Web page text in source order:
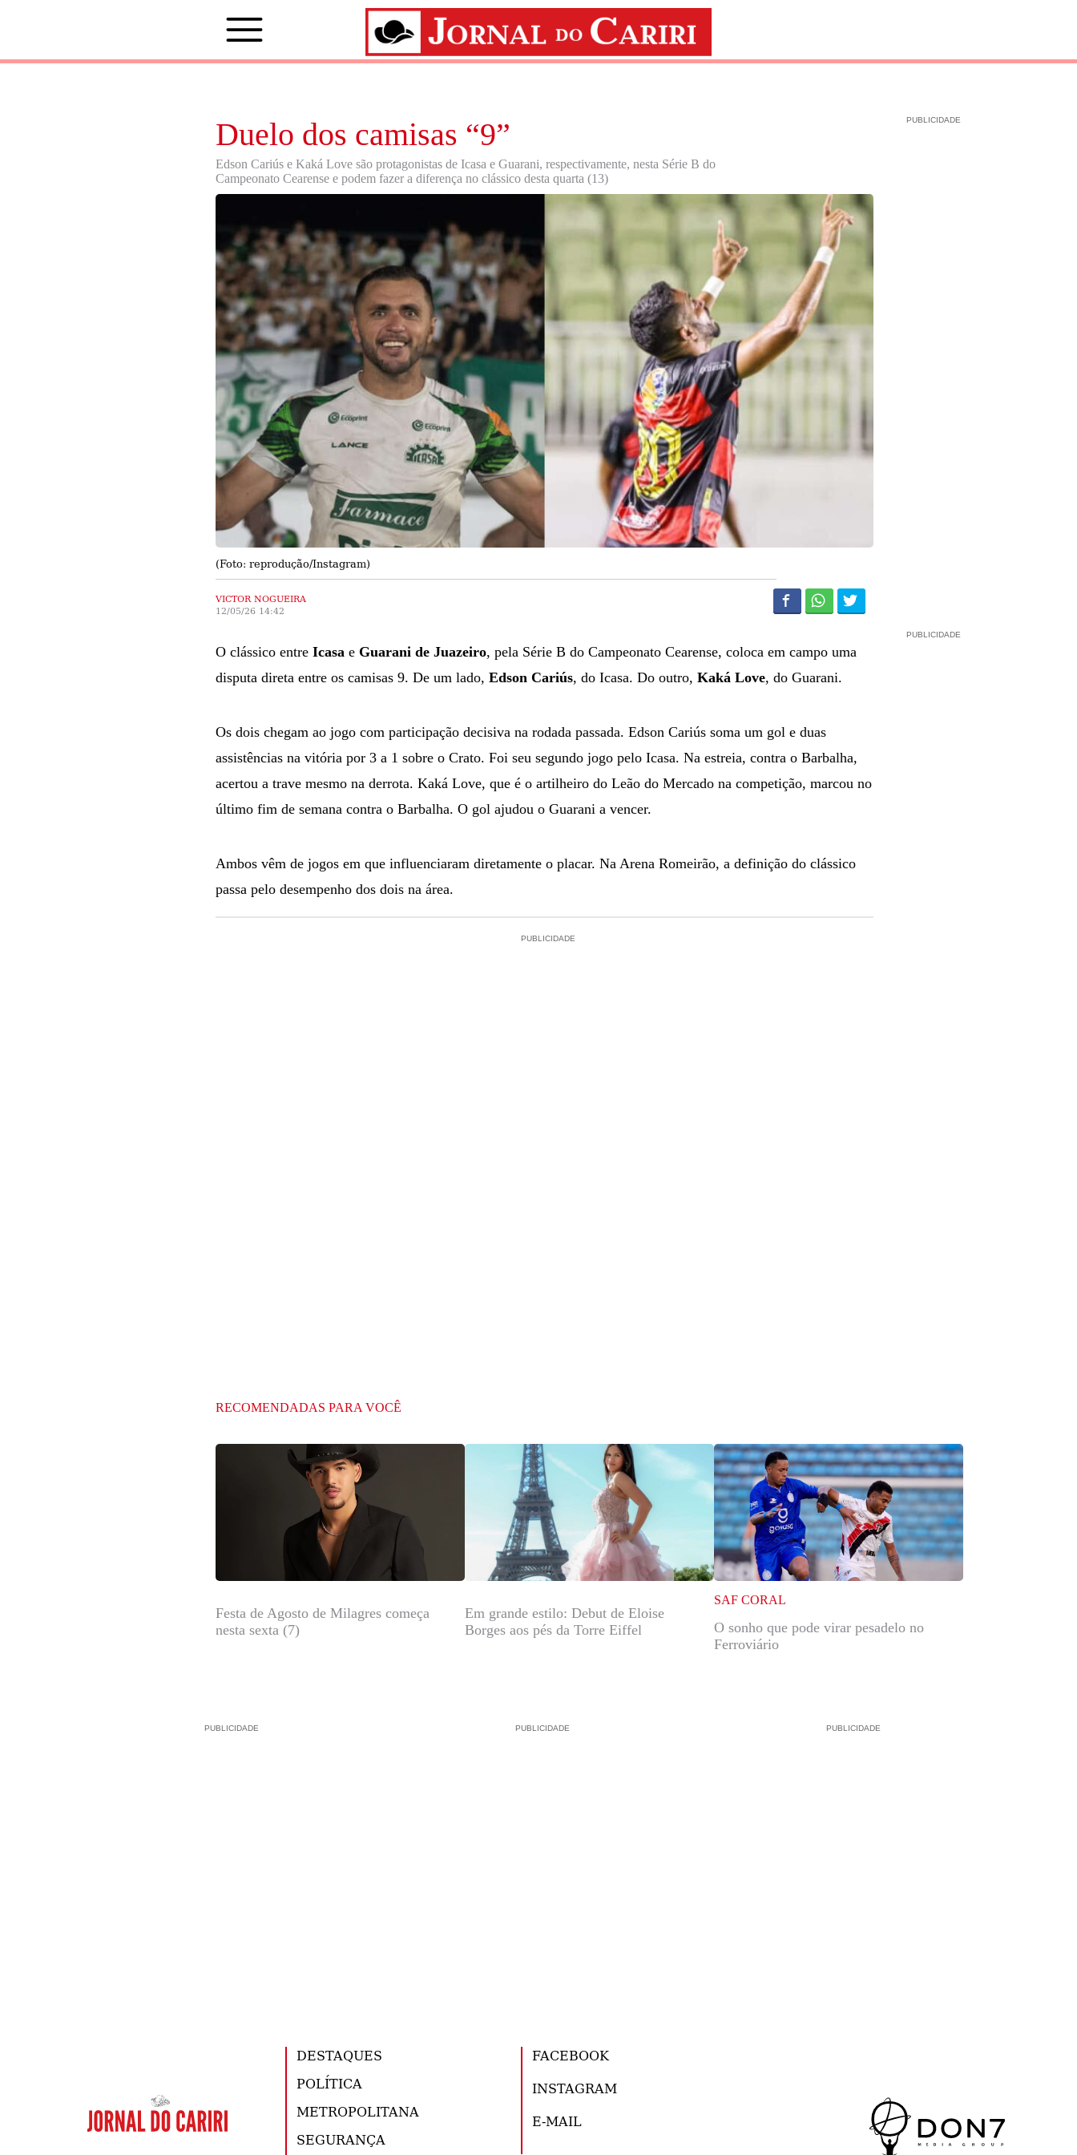
Duelo dos camisas “9”
Edson Cariús e Kaká Love são protagonistas de Icasa e Guarani, respectivamente, nesta Série B do
Campeonato Cearense e podem fazer a diferença no clássico desta quarta (13)
(Foto: reprodução/Instagram)
VICTOR NOGUEIRA
12/05/26 14:42
O clássico entre Icasae Guarani de Juazeiro, pela Série B do Campeonato Cearense, coloca em campo uma
disputa direta entre os camisas 9. De um lado, Edson Cariús, do Icasa. Do outro, Kaká Love, do Guarani.
Os dois chegam ao jogo com participação decisiva na rodada passada. Edson Cariús soma um gol e duas
assistências na vitória por 3 a 1 sobre o Crato. Foi seu segundo jogo pelo Icasa. Na estreia, contra o Barbalha,
acertou a trave mesmo na derrota. Kaká Love, que é o artilheiro do Leão do Mercado na competição, marcou no
último fim de semana contra o Barbalha. O gol ajudou o Guarani a vencer.
Ambos vêm de jogos em que influenciaram diretamente o placar. Na Arena Romeirão, a definição do clássico
passa pelo desempenho dos dois na área.
PUBLICIDADE
PUBLICIDADE
PUBLICIDADE
RECOMENDADAS PARA VOCÊ
Festa de Agosto de Milagres começa
nesta sexta (7)
Em grande estilo: Debut de Eloise
Borges aos pés da Torre Eiffel
SAF CORAL
O sonho que pode virar pesadelo no
Ferroviário
PUBLICIDADE PUBLICIDADE PUBLICIDADE
DESTAQUES
POLÍTICA
METROPOLITANA
SEGURANÇA
FACEBOOK
INSTAGRAM
E-MAIL